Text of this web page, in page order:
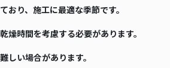
おり、施工に最適な季節です。
燥時間を考慮する必要があります。
しい場合があります。